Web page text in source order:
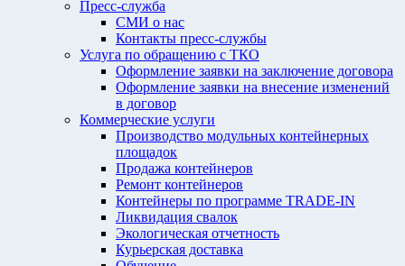
Пресс-служба
СМИ о нас
Контакты пресс-службы
Услуга по обращению с ТКО
Оформление заявки на заключение договора
Оформление заявки на внесение изменений
в договор
Коммерческие услуги
Производство модульных контейнерных
площадок
Продажа контейнеров
Ремонт контейнеров
Контейнеры по программе TRADE-IN
Ликвидация свалок
Экологическая отчетность
Курьерская доставка